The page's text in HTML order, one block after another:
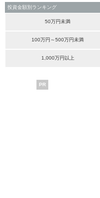
投資金額別ランキング
50万円未満
100万円～500万円未満
1,000万円以上
PR